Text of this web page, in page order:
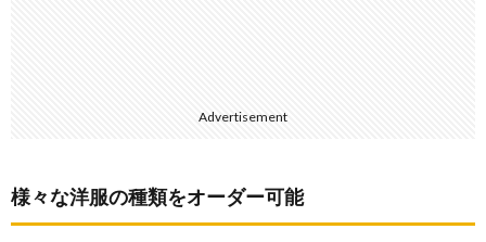
Advertisement
様々な洋服の種類をオーダー可能